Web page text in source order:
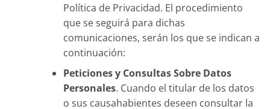
Política de Privacidad. El procedimiento
que se seguirá para dichas
comunicaciones, serán los que se indican a
continuación:
Peticiones y Consultas Sobre Datos
Personales. Cuando el titular de los datos
o sus causahabientes deseen consultar la